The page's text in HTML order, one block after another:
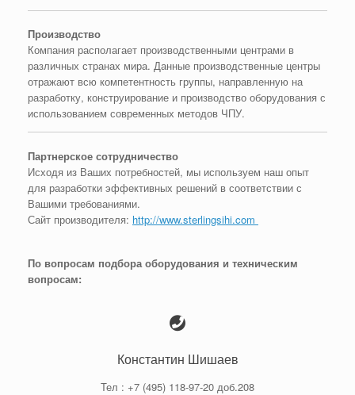
Производство
Компания располагает производственными центрами в
различных странах мира. Данные производственные центры
отражают всю компетентность группы, направленную на
разработку, конструирование и производство оборудования с
использованием современных методов ЧПУ.
Партнерское сотрудничество
Исходя из Ваших потребностей, мы используем наш опыт
для разработки эффективных решений в соответствии с
Вашими требованиями.
Сайт производителя: http://www.sterlingsihi.com
По вопросам подбора оборудования и техническим
вопросам:
Константин Шишаев
Тел : +7 (495) 118-97-20 доб.208